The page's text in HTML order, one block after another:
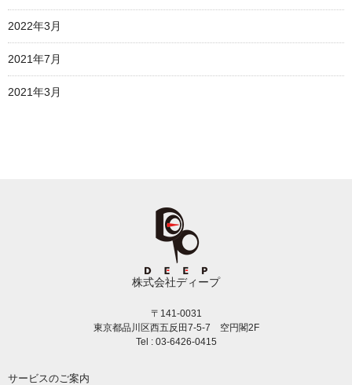
2022年3月
2021年7月
2021年3月
株式会社ディープ
〒141-0031
東京都品川区西五反田7-5-7 空円閣2F
Tel : 03-6426-0415
サービスのご案内